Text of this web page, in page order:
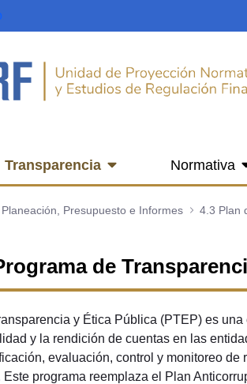
Transparencia Normativa
Presupuesto e Informes 4.3 Plan
de
y Ética Pública (PTEP) es
y la rendición de cuentas en las
evaluación, control y monitoreo
Este programa reemplaza el Plan